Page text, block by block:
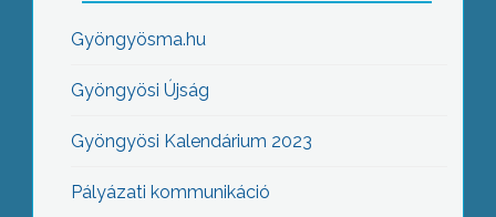
Gyöngyösma.hu
Gyöngyösi Újság
Gyöngyösi Kalendárium 2023
Pályázati kommunikáció